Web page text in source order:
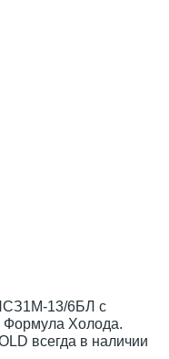
13/6БЛ с
Формула Холода.
всегда в наличии